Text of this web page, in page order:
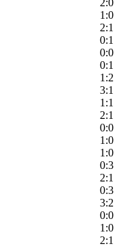
2:0
1:0
2:1
0:1
0:0
0:1
1:2
3:1
1:1
2:1
0:0
1:0
1:0
0:3
2:1
0:3
3:2
0:0
1:0
2:1